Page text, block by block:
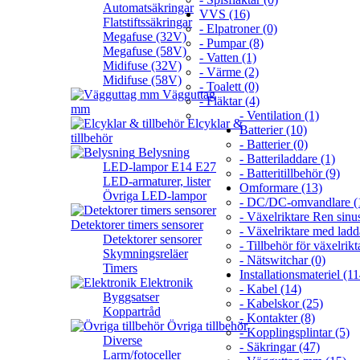
Automatsäkringar
Flatstiftssäkringar
Megafuse (32V)
Megafuse (58V)
Midifuse (32V)
Midifuse (58V)
Vägguttag
mm
Elcyklar &
tillbehör
Belysning
LED-lampor E14 E27
LED-armaturer, lister
Övriga LED-lampor
Detektorer timers sensorer
Detektorer sensorer
Skymningsreläer
Timers
Elektronik
Byggsatser
Koppartråd
Övriga tillbehör
Diverse
Larm/fotoceller
VVS (16)
- Elpatroner (0)
- Pumpar (8)
- Vatten (1)
- Värme (2)
- Toalett (0)
- Fläktar (4)
- Ventilation (1)
Batterier (10)
- Batterier (0)
- Batteriladdare (1)
- Batteritillbehör (9)
Omformare (13)
- DC/DC-omvandlare
- Växelriktare Ren
- Växelriktare med
- Tillbehör för
- Nätswitchar (0)
Installationsmateriel
- Kabel (14)
- Kabelskor (25)
- Kontakter (8)
- Kopplingsplintar (5)
- Säkringar (47)